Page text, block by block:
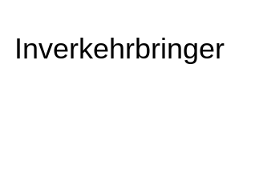
Inverkehrbringer